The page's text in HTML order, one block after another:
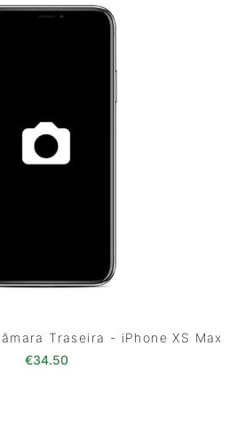
Traseira - iPhone XS Max
€34.50